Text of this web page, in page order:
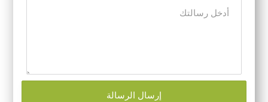
إرسال الرسالة